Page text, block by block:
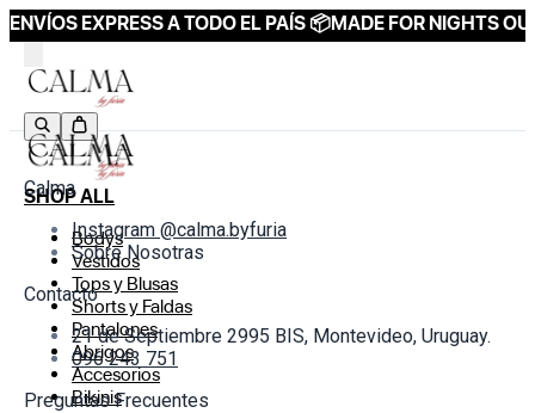
ENVÍOS EXPRESS A TODO EL PAÍS 📦MADE FOR NIGHTS
SHOP ALL
Bodys
Vestidos
Tops y Blusas
Shorts y Faldas
Pantalones
Abrigos
Accesorios
Bikinis
Calma
Instagram @calma.byfuria
Sobre Nosotras
Contacto
21 de Septiembre 2995 BIS, Montevideo, Uruguay.
096 243 751
Preguntas Frecuentes